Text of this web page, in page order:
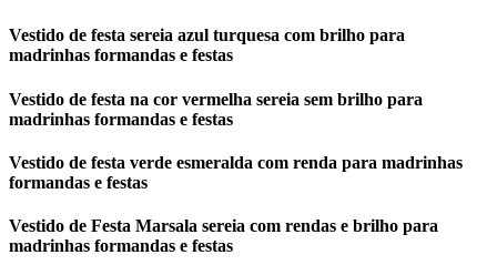
Vestido de festa sereia azul turquesa com brilho para
madrinhas formandas e festas
Vestido de festa na cor vermelha sereia sem brilho para
madrinhas formandas e festas
Vestido de festa verde esmeralda com renda para madrinhas
formandas e festas
Vestido de Festa Marsala sereia com rendas e brilho para
madrinhas formandas e festas